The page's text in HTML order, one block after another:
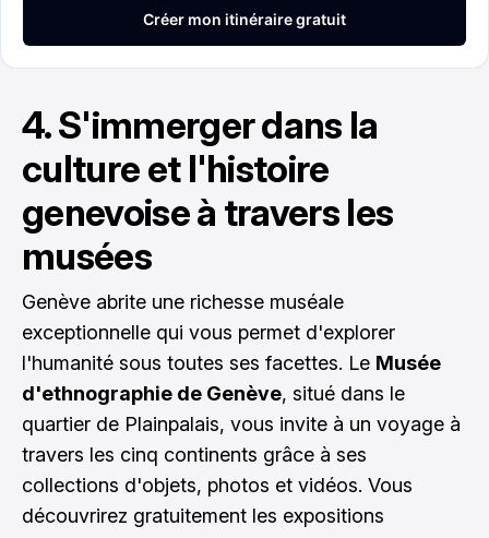
4. S'immerger dans la
culture et l'histoire
genevoise à travers les
musées
Genève abrite une richesse muséale
exceptionnelle qui vous permet d'explorer
l'humanité sous toutes ses facettes. Le Musée
d'ethnographie de Genève, situé dans le
quartier de Plainpalais, vous invite à un voyage à
travers les cinq continents grâce à ses
collections d'objets, photos et vidéos. Vous
découvrirez gratuitement les expositions